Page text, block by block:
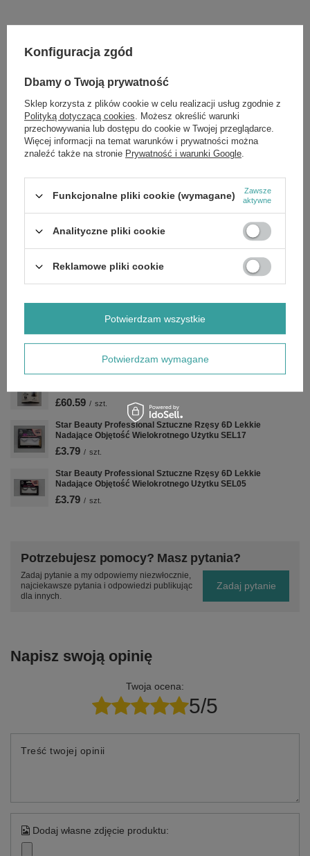
Marka
Zobacz również
Star Beauty Professional Pink Kremowy Wosk do Depilacji
Ciała z Dwutlenkiem Tytanu 450ml
£3.70
Nadające Objętość Wielokrotnego Użytku SEL08
Star Beauty Professional Sztuczne Rzęsy 6D Lekkie
Nadające Objętość Wielokrotnego Użytku SEF08 1 Para
Star Beauty Professional Sztuczne Rzęsy 6D Lekkie
£3.79
Star Beauty Professional Sztuczne Rzęsy 6D Lekkie
Nadające Objętość Wielokrotnego Użytku SEL04
Star Beauty Professional Bezprzewodowa Przycinarka do
£60.59 / szt.
Star Beauty Professional Sztuczne Rzęsy 6D Lekkie
Nadające Objętość Wielokrotnego Użytku SEL17
£3.79 / szt.
Star Beauty Professional Sztuczne Rzęsy 6D Lekkie
Nadające Objętość Wielokrotnego Użytku SEL05
£3.79 / szt.
Potrzebujesz pomocy? Masz pytania?
Zadaj pytanie a my odpowiemy niezwłocznie,
najciekawsze pytania i odpowiedzi publikując
dla innych.
Zadaj pytanie
Napisz swoją opinię
Twoja ocena:
5/5
Treść twojej opinii
Dodaj własne zdjęcie produktu:
Konfiguracja zgód
Dbamy o Twoją prywatność
Sklep korzysta z plików cookie w celu realizacji usług zgodnie z
Polityką dotyczącą cookies. Możesz określić warunki
przechowywania lub dostępu do cookie w Twojej przeglądarce.
Więcej informacji na temat warunków i prywatności można
znaleźć także na stronie Prywatność i warunki Google.
Funkcjonalne pliki cookie (wymagane)
Zawsze
aktywne
Analityczne pliki cookie
Reklamowe pliki cookie
Potwierdzam wymagane
Potwierdzam wszystkie